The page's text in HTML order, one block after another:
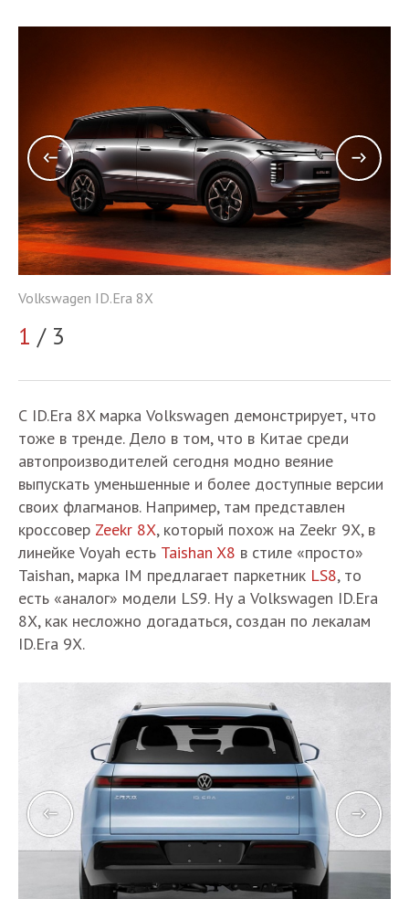
Volkswagen ID.Era 8X
1 / 3
С ID.Era 8X марка Volkswagen демонстрирует, что
тоже в тренде. Дело в том, что в Китае среди
автопроизводителей сегодня модно веяние
выпускать уменьшенные и более доступные версии
своих флагманов. Например, там представлен
кроссовер Zeekr 8X, который похож на Zeekr 9X, в
линейке Voyah есть Taishan X8 в стиле «просто»
Taishan, марка IM предлагает паркетник LS8, то
есть «аналог» модели LS9. Ну а Volkswagen ID.Era
8X, как несложно догадаться, создан по лекалам
ID.Era 9X.